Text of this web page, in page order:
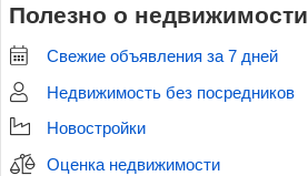
Полезно о недвижимости
Свежие объявления за 7 дней
Недвижимость без посредников
Новостройки
Оценка недвижимости